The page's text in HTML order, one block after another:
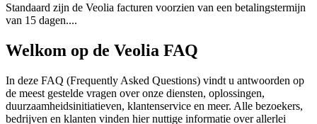
Standaard zijn de Veolia facturen voorzien van een betalingstermijn
van 15 dagen....
Welkom op de Veolia FAQ
In deze FAQ (Frequently Asked Questions) vindt u antwoorden op
de meest gestelde vragen over onze diensten, oplossingen,
duurzaamheidsinitiatieven, klantenservice en meer. Alle bezoekers,
bedrijven en klanten vinden hier nuttige informatie over allerlei